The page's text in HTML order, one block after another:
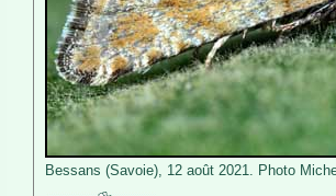
Bessans (Savoie), 12 août 2021. Photo